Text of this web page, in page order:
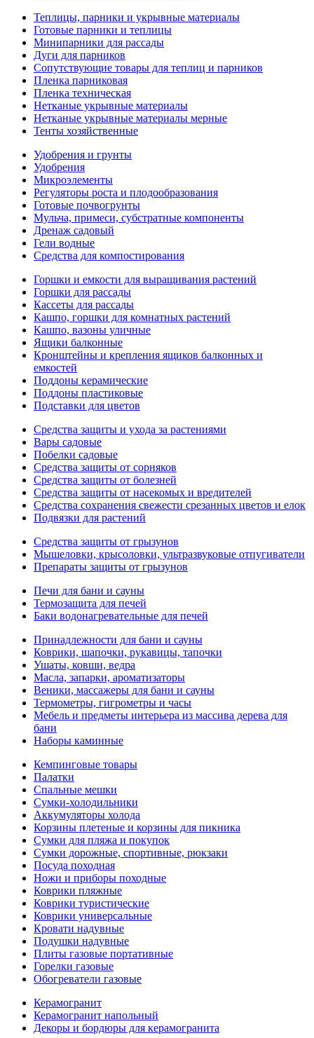
Теплицы, парники и укрывные материалы
Готовые парники и теплицы
Минипарники для рассады
Дуги для парников
Сопутствующие товары для теплиц и парников
Пленка парниковая
Пленка техническая
Нетканые укрывные материалы
Нетканые укрывные материалы мерные
Тенты хозяйственные
Удобрения и грунты
Удобрения
Микроэлементы
Регуляторы роста и плодообразования
Готовые почвогрунты
Мульча, примеси, субстратные компоненты
Дренаж садовый
Гели водные
Средства для компостирования
Горшки и емкости для выращивания растений
Горшки для рассады
Кассеты для рассады
Кашпо, горшки для комнатных растений
Кашпо, вазоны уличные
Ящики балконные
Кронштейны и крепления ящиков балконных и
емкостей
Поддоны керамические
Поддоны пластиковые
Подставки для цветов
Средства защиты и ухода за растениями
Вары садовые
Побелки садовые
Средства защиты от сорняков
Средства защиты от болезней
Средства защиты от насекомых и вредителей
Средства сохранения свежести срезанных цветов и елок
Подвязки для растений
Средства защиты от грызунов
Мышеловки, крысоловки, ультразвуковые отпугиватели
Препараты защиты от грызунов
Печи для бани и сауны
Термозащита для печей
Баки водонагревательные для печей
Принадлежности для бани и сауны
Коврики, шапочки, рукавицы, тапочки
Ушаты, ковши, ведра
Масла, запарки, ароматизаторы
Веники, массажеры для бани и сауны
Термометры, гигрометры и часы
Мебель и предметы интерьера из массива дерева для
бани
Наборы каминные
Кемпинговые товары
Палатки
Спальные мешки
Сумки-холодильники
Аккумуляторы холода
Корзины плетеные и корзины для пикника
Сумки для пляжа и покупок
Сумки дорожные, спортивные, рюкзаки
Посуда походная
Ножи и приборы походные
Коврики пляжные
Коврики туристические
Коврики универсальные
Кровати надувные
Подушки надувные
Плиты газовые портативные
Горелки газовые
Обогреватели газовые
Керамогранит
Керамогранит напольный
Декоры и бордюры для керамогранита